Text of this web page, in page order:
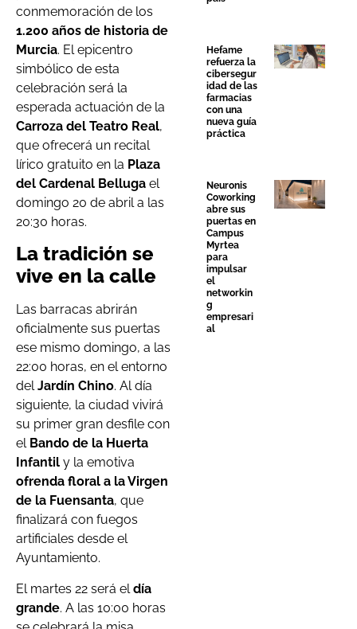
conmemoración de los
1.200 años de historia de
Murcia. El epicentro
simbólico de esta
celebración será la
esperada actuación de la
Carroza del Teatro Real,
que ofrecerá un recital
lírico gratuito en la Plaza
del Cardenal Belluga el
domingo 20 de abril a las
20:30 horas.
La tradición se
vive en la calle
Las barracas abrirán
oficialmente sus puertas
ese mismo domingo, a las
22:00 horas, en el entorno
delJardín Chino. Al día
siguiente, la ciudad vivirá
su primer gran desfile con
el Bando de la Huerta
Infantil y la emotiva
ofrenda floral a la Virgen
de la Fuensanta, que
finalizará con fuegos
artificiales desde el
Ayuntamiento.
El martes 22 será el día
grande. A las 10:00 horas
Hefame
refuerza la
cibersegur
idad de las
farmacias
con una
nueva guía
práctica
Neuronis
Coworking
abre sus
puertas en
Campus
Myrtea
para
impulsar
el
networkin
g
empresari
al